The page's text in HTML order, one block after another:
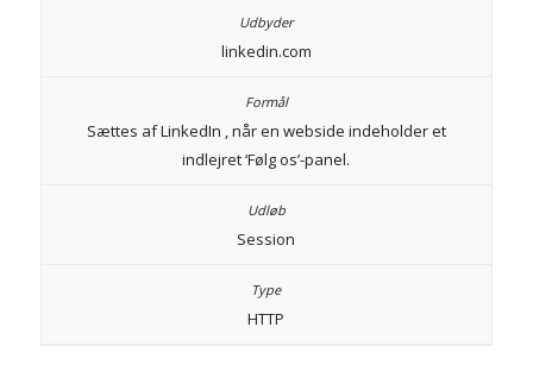
linkedin.com
Sættes af LinkedIn , når en webside indeholder et
indlejret ‘Følg os’-panel.
Session
HTTP